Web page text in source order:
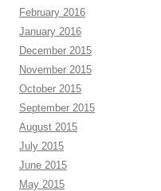
February 2016
January 2016
December 2015
November 2015
October 2015
September 2015
August 2015
July 2015
June 2015
May 2015